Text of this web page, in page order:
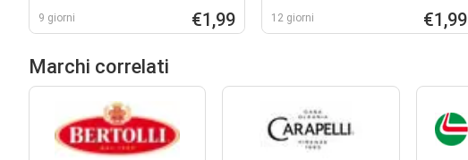
9 giorni €1,99 12 giorni €1,99
Marchi correlati